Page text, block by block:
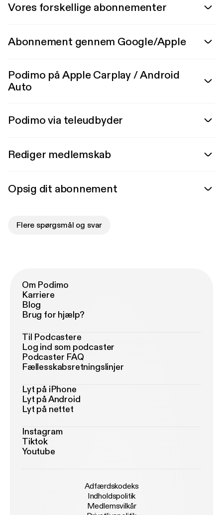
Vores forskellige abonnementer
Abonnement gennem Google/Apple
Podimo på Apple Carplay / Android
Auto
Podimo via teleudbyder
Rediger medlemskab
Opsig dit abonnement
Flere spørgsmål og svar
Om Podimo
Karriere
Blog
Brug for hjælp?
Til Podcastere
Log ind som podcaster
Podcaster FAQ
Fællesskabsretningslinjer
Lyt på iPhone
Lyt på Android
Lyt på nettet
Instagram
Tiktok
Youtube
Adfærdskodeks
Indholdspolitik
Medlemsvilkår